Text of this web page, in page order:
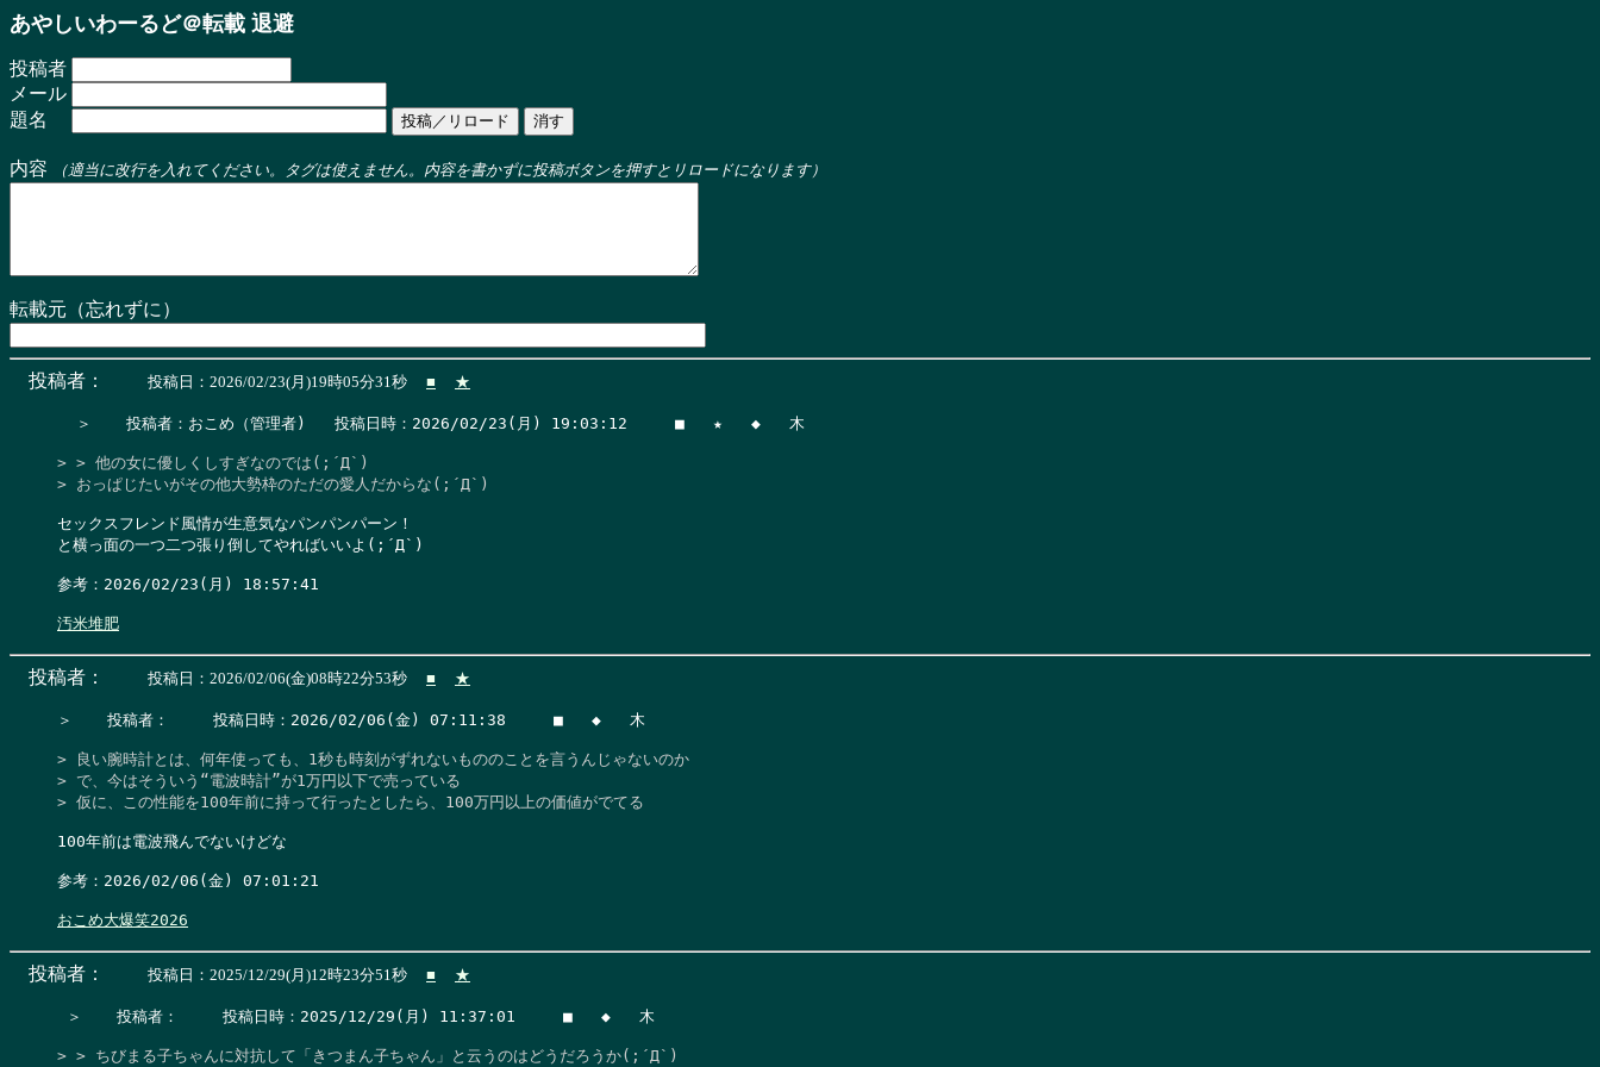
あやしいわーるど＠転載 退避
投稿者
メール
題名
内容 （適当に改行を入れてください。タグは使えません。内容を書かずに投稿ボタンを押すとリロードになります）
転載元（忘れずに）
投稿者： 投稿日：2026/02/23(月)19時05分31秒 ■ ★
  ＞　  投稿者：おこめ（管理者)   投稿日時：2026/02/23(月) 19:03:12     ■   ★   ◆   木
> > 他の女に優しくしすぎなのでは(;´Д`)
> おっぱじたいがその他大勢枠のただの愛人だからな(;´Д`)
セックスフレンド風情が生意気なパンパンパーン！
と横っ面の一つ二つ張り倒してやればいいよ(;´Д`)
参考：2026/02/23(月) 18:57:41
汚米堆肥
投稿者： 投稿日：2026/02/06(金)08時22分53秒 ■ ★
＞　  投稿者：　   投稿日時：2026/02/06(金) 07:11:38     ■   ◆   木
> 良い腕時計とは、何年使っても、1秒も時刻がずれないもののことを言うんじゃないのか
> で、今はそういう“電波時計”が1万円以下で売っている
> 仮に、この性能を100年前に持って行ったとしたら、100万円以上の価値がでてる
100年前は電波飛んでないけどな
参考：2026/02/06(金) 07:01:21
おこめ大爆笑2026
投稿者： 投稿日：2025/12/29(月)12時23分51秒 ■ ★
＞　  投稿者：　   投稿日時：2025/12/29(月) 11:37:01     ■   ◆   木
> > ちびまる子ちゃんに対抗して「きつまん子ちゃん」と云うのはどうだろうか(;´Д`)